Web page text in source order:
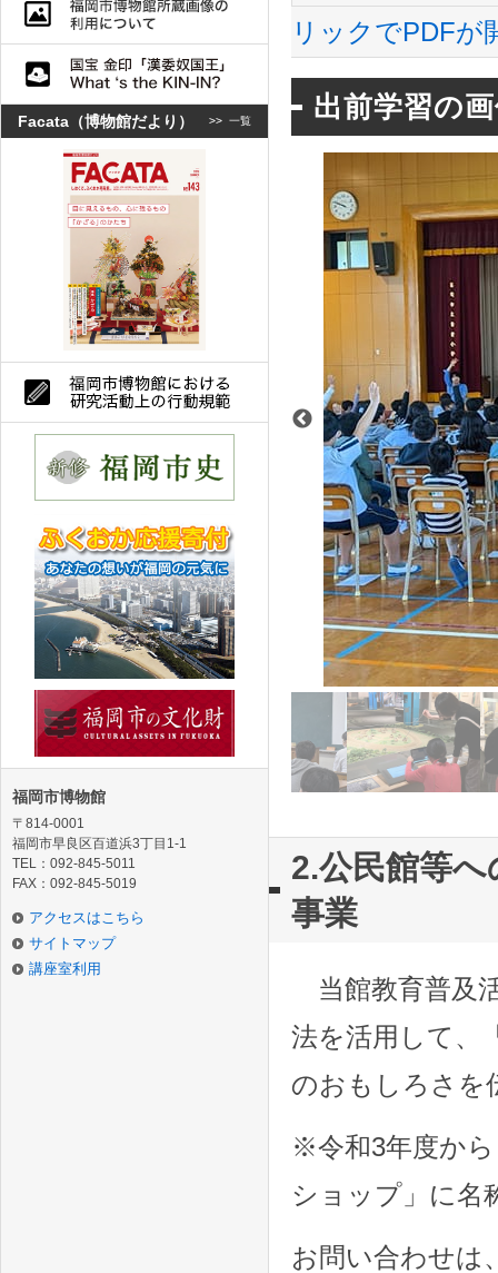
リックでPDFが
出前学習の
2.公民館等
事業
当館教育普及
法を活用して、
のおもしろさを
※令和3年度か
ショップ」に名
お問い合わせは
Facata（博物館だより） >> 一覧
福岡市博物館
〒814-0001
福岡市早良区百道浜3丁目1-1
TEL：092-845-5011
FAX：092-845-5019
アクセスはこちら
サイトマップ
講座室利用